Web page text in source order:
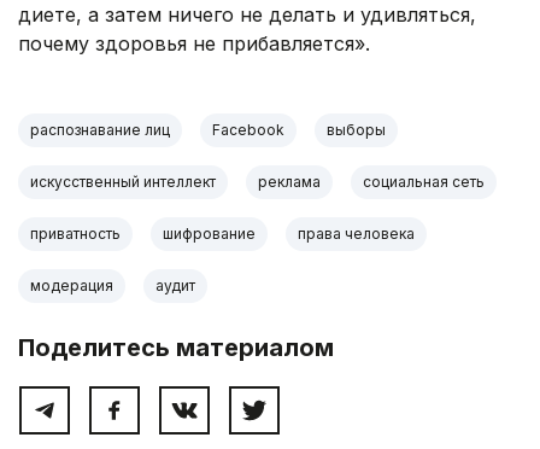
диете, а затем ничего не делать и удивляться,
почему здоровья не прибавляется».
распознавание лиц Facebook выборы
искусственный интеллект реклама социальная сеть
приватность шифрование права человека
модерация аудит
Поделитесь материалом